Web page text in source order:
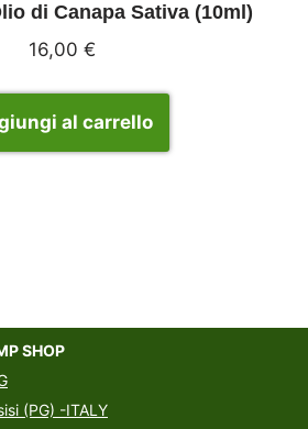
di Canapa Sativa (10ml)
16,00 €
al carrello
SHOP
(PG) -ITALY